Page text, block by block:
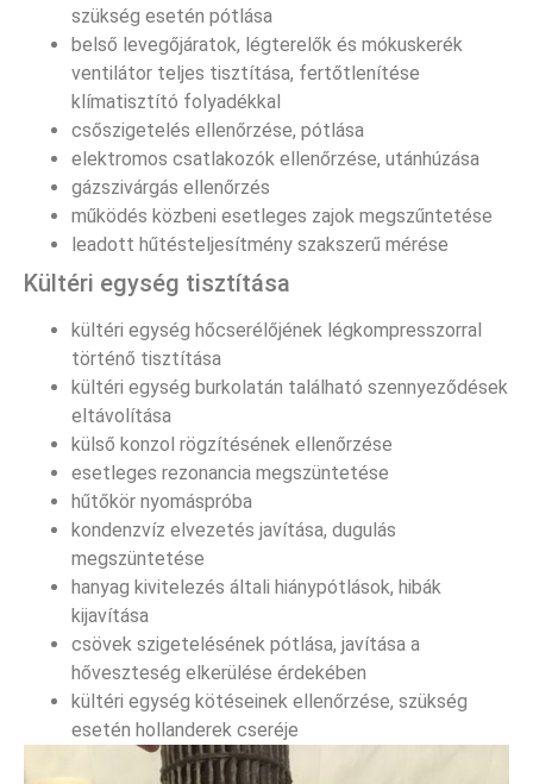
szükség esetén pótlása
belső levegőjáratok, légterelők és mókuskerék
ventilátor teljes tisztítása, fertőtlenítése
klímatisztító folyadékkal
csőszigetelés ellenőrzése, pótlása
elektromos csatlakozók ellenőrzése, utánhúzása
gázszivárgás ellenőrzés
működés közbeni esetleges zajok megszűntetése
leadott hűtésteljesítmény szakszerű mérése
Kültéri egység tisztítása
kültéri egység hőcserélőjének légkompresszorral
történő tisztítása
kültéri egység burkolatán található szennyeződések
eltávolítása
külső konzol rögzítésének ellenőrzése
esetleges rezonancia megszüntetése
hűtőkör nyomáspróba
kondenzvíz elvezetés javítása, dugulás
megszüntetése
hanyag kivitelezés általi hiánypótlások, hibák
kijavítása
csövek szigetelésének pótlása, javítása a
hőveszteség elkerülése érdekében
kültéri egység kötéseinek ellenőrzése, szükség
esetén hollanderek cseréje